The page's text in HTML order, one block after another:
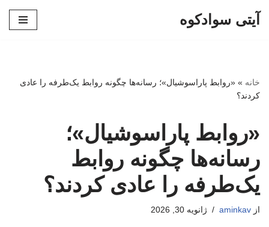
آیتی سوادکوه
خانه » «روابط پاراسوشیال»؛ رسانه‌ها چگونه روابط یک‌طرفه را عادی
کردند؟
«روابط پاراسوشیال»؛
رسانه‌ها چگونه روابط
یک‌طرفه را عادی کردند؟
از aminkav ژانویه 30, 2026